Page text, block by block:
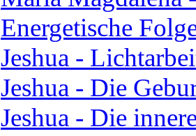
Energetische
Jeshua -
Jeshua - Die
Jeshua - Die